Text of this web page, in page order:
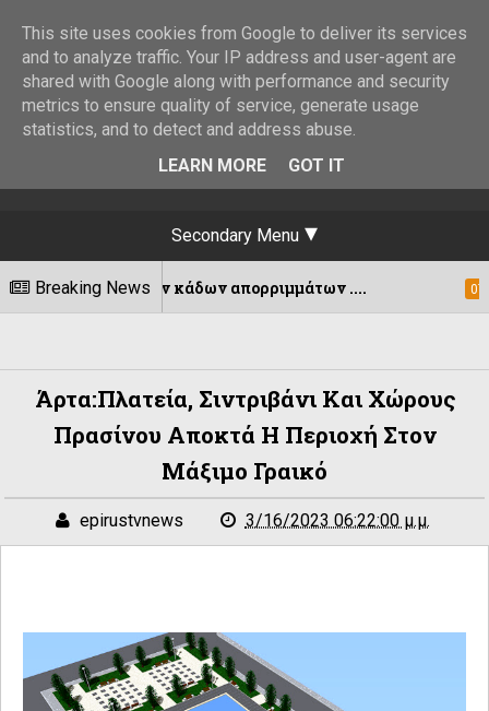
Secondary Menu
Breaking News
κάδων απορριμμάτων .... 07/08/2026
Άρτα:Πλατεία, Σιντριβάνι Και Χώρους
Πρασίνου Αποκτά Η Περιοχή Στον
Μάξιμο Γραικό
epirustvnews 3/16/2023 06:22:00 μ.μ.
This site uses cookies from Google to deliver its services
and to analyze traffic. Your IP address and user-agent are
shared with Google along with performance and security
metrics to ensure quality of service, generate usage
statistics, and to detect and address abuse.
LEARN MORE
GOT IT